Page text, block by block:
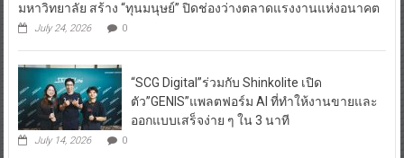
มหาวิทยาลัย สร้าง “ทุนมนุษย์” ปิดช่องว่างตลาดแรงงานแห่งอนาคต
July 24, 2026 0
“SCG Digital”ร่วมกับ Shinkolite เปิด
ตัว”GENIS”แพลตฟอร์ม AI ที่ทำให้งานขายและ
ออกแบบเสร็จง่าย ๆ ใน 3 นาที
July 14, 2026 0